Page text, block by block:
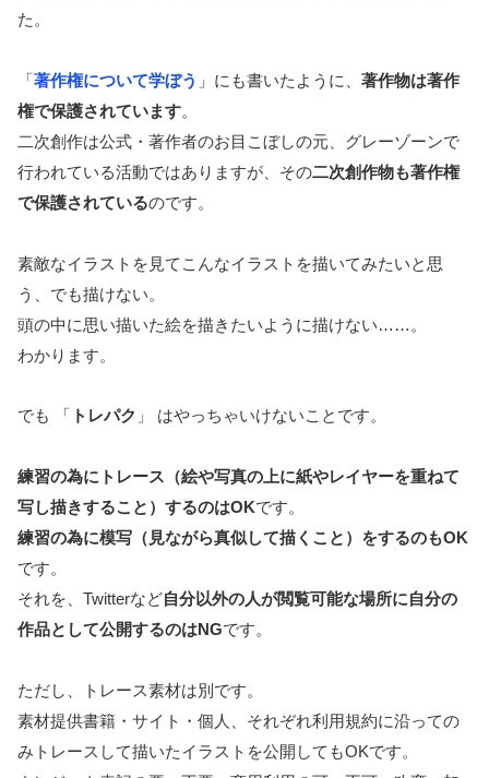
た。
「著作権について学ぼう 」にも書いたように、 著作物は著作
権で保護されています。
二次創作は公式・著作者のお目こぼしの元、グレーゾーンで
行われている活動ではありますが、その二次創作物も著作権
で保護されているのです。
素敵なイラストを見てこんなイラストを描いてみたいと思
う、でも描けない。
頭の中に思い描いた絵を描きたいように描けない……。
わかります。
でも 「 トレパク 」 はやっちゃいけないことです。
練習の為にトレース（絵や写真の上に紙やレイヤーを重ねて
写し描きすること）するのはOKです。
練習の為に模写（見ながら真似して描くこと）をするのもOK
です。
それを、Twitterなど自分以外の人が閲覧可能な場所に自分の
作品として公開するのはNGです。
ただし、トレース素材は別です。
素材提供書籍・サイト・個人、それぞれ利用規約に沿っての
みトレースして描いたイラストを公開してもOKです。